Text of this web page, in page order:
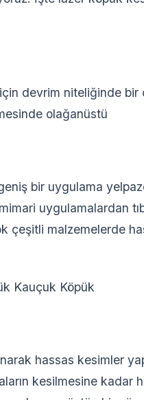
devrim niteliğinde bir
olağanüstü
bir uygulama
uygulamalardan
çeşitli malzemelerde
Kauçuk Köpük
hassas kesimler
kesilmesine kadar